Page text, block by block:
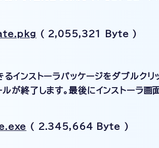
( 2,055,321 Byte )
インストーラパッケージをダブルクリ
が終了します。最後にインストーラ画
( 2.345,664 Byte )